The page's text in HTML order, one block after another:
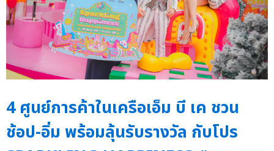
4 ศูนย์การค้าในเครือเอ็ม บี เค ชวน
ช้อป-อิ่ม พร้อมลุ้นรับรางวัล กับโปร